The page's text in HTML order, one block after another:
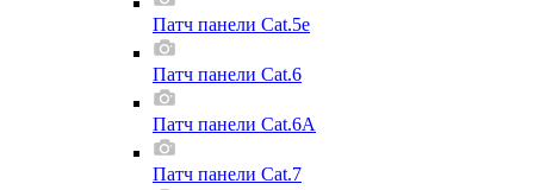
Патч панели Cat.5e
Патч панели Cat.6
Патч панели Cat.6A
Патч панели Cat.7